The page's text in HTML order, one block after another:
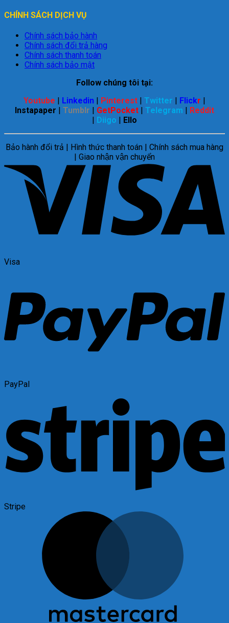
CHÍNH SÁCH DỊCH VỤ
Chính sách bảo hành
Chính sách đổi trả hàng
Chính sách thanh toán
Chính sách bảo mật
Follow chúng tôi tại:
Youtube | Linkedin | Pinterest | Twitter | Flickr |
Instapaper | Tumblr | GetPocket | Telegram | Reddit
| Diigo | Ello
Bảo hành đổi trả | Hình thức thanh toán | Chính sách mua hàng
| Giao nhận vận chuyển
Visa
PayPal
Stripe